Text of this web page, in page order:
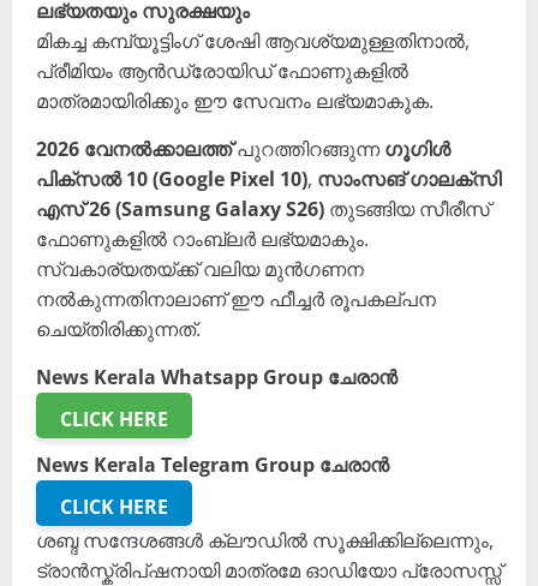
ലഭ്യതയും സുരക്ഷയും
മികച്ച കമ്പ്യൂട്ടിംഗ് ശേഷി ആവശ്യമുള്ളതിനാൽ,
പ്രീമിയം ആൻഡ്രോയിഡ് ഫോണുകളിൽ
മാത്രമായിരിക്കും ഈ സേവനം ലഭ്യമാകുക.
2026 വേനൽക്കാലത്ത്പുറത്തിറങ്ങുന്നഗൂഗിൾ
പിക്സൽ 10 (Google Pixel 10), സാംസങ് ഗാലക്സി
എസ് 26 (Samsung Galaxy S26) തുടങ്ങിയ സീരീസ്
ഫോണുകളിൽ റാംബ്ലർ ലഭ്യമാകും.
സ്വകാര്യതയ്ക്ക് വലിയ മുൻഗണന
നൽകുന്നതിനാലാണ് ഈ ഫീച്ചർ രൂപകല്പന
ചെയ്തിരിക്കുന്നത്.
News Kerala Whatsapp Group ചേരാൻ
CLICK HERE
News Kerala Telegram Group ചേരാൻ
CLICK HERE
ശബ്ദ സന്ദേശങ്ങൾ ക്ലൗഡിൽ സൂക്ഷിക്കില്ലെന്നും,
ട്രാൻസ്ക്രിപ്ഷനായി മാത്രമേ ഓഡിയോ പ്രോസസ്സ്